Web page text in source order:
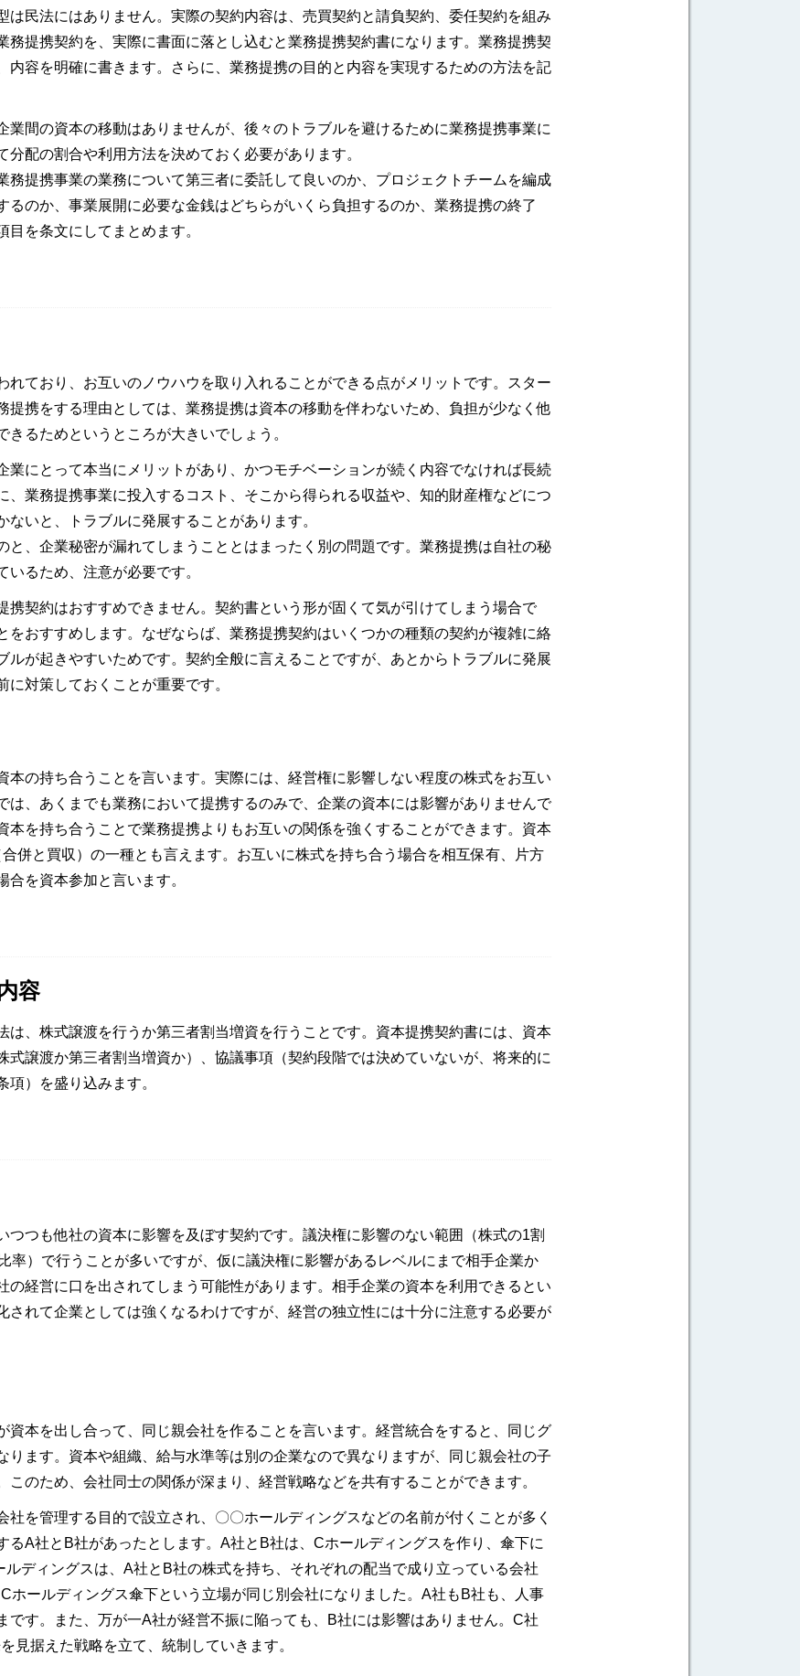
は民法にはありません。実際の契約内容は、売買契約と請負契約、委任契約を組み
務提携契約を、実際に書面に落とし込むと業務提携契約書になります。業務提携契
内容を明確に書きます。さらに、業務提携の目的と内容を実現するための方法を記
業間の資本の移動はありませんが、後々のトラブルを避けるために業務提携事業に
分配の割合や利用方法を決めておく必要があります。
務提携事業の業務について第三者に委託して良いのか、プロジェクトチームを編成
るのか、事業展開に必要な金銭はどちらがいくら負担するのか、業務提携の終了
を条文にしてまとめます。
れており、お互いのノウハウを取り入れることができる点がメリットです。スター
提携をする理由としては、業務提携は資本の移動を伴わないため、負担が少なく他
きるためというところが大きいでしょう。
業にとって本当にメリットがあり、かつモチベーションが続く内容でなければ長続
、業務提携事業に投入するコスト、そこから得られる収益や、知的財産権などにつ
ないと、トラブルに発展することがあります。
と、企業秘密が漏れてしまうこととはまったく別の問題です。業務提携は自社の秘
るため、注意が必要です。
携契約はおすすめできません。契約書という形が固くて気が引けてしまう場合で
をおすすめします。なぜならば、業務提携契約はいくつかの種類の契約が複雑に絡
ルが起きやすいためです。契約全般に言えることですが、あとからトラブルに発展
対策しておくことが重要です。
本の持ち合うことを言います。実際には、経営権に影響しない程度の株式をお互い
は、あくまでも業務において提携するのみで、企業の資本には影響がありませんで
本を持ち合うことで業務提携よりもお互いの関係を強くすることができます。資本
併と買収）の一種とも言えます。お互いに株式を持ち合う場合を相互保有、片方
を資本参加と言います。
容
は、株式譲渡を行うか第三者割当増資を行うことです。資本提携契約書には、資本
式譲渡か第三者割当増資か）、協議事項（契約段階では決めていないが、将来的に
）を盛り込みます。
つつも他社の資本に影響を及ぼす契約です。議決権に影響のない範囲（株式の1割
率）で行うことが多いですが、仮に議決権に影響があるレベルにまで相手企業か
の経営に口を出されてしまう可能性があります。相手企業の資本を利用できるとい
されて企業としては強くなるわけですが、経営の独立性には十分に注意する必要が
資本を出し合って、同じ親会社を作ることを言います。経営統合をすると、同じグ
ります。資本や組織、給与水準等は別の企業なので異なりますが、同じ親会社の子
このため、会社同士の関係が深まり、経営戦略などを共有することができます。
社を管理する目的で設立され、〇〇ホールディングスなどの名前が付くことが多く
るA社とB社があったとします。A社とB社は、Cホールディングスを作り、傘下に
ルディングスは、A社とB社の株式を持ち、それぞれの配当で成り立っている会社
ホールディングス傘下という立場が同じ別会社になりました。A社もB社も、人事
です。また、万が一A社が経営不振に陥っても、B社には影響はありません。C社
見据えた戦略を立て、統制していきます。